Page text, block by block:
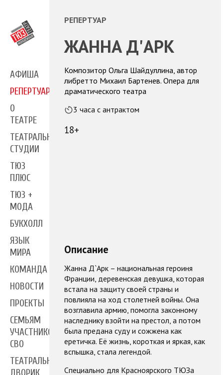
АФИША
РЕПЕРТУАР
О
ТЕАТРЕ
ТЕАТРАЛЬНЫЕ
СТУДИИ
ТЮЗ
ПЛЮС
ТЮЗ +
МОДА
БУКХОЛЛ
ЯЗЫК
МИРА
КОМАНДА
НОВОСТИ
ПРОЕКТЫ
СЕМЬЯМ
УЧАСТНИКОВ
СВО
ТЕАТРАЛЬНЫЙ
РЕПЕРТУАР
ЖАННА Д'АРК
Композитор Ольга Шайдуллина, автор
либретто Михаил Бартенев. Опера для
драматического театра
3 часа с антрактом
18+
Описание
Жанна Д`Арк – национальная героиня
Франции деревенская девушка, которая
встала на защиту своей страны и
повлияла на ход столетней войны. Она
возглавила армию, помогла законному
наследнику взойти на престол, а потом
была предана суду и сожжена как
еретичка. Её жизнь, короткая и яркая, как
вспышка, стала легендой.
Специально для Красноярского ТЮЗа